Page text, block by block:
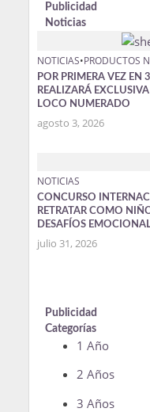
Publicidad
Noticias
NOTICIAS•PRODUCTOS
POR PRIMERA VEZ EN
REALIZARÁ
LOCO NUMERADO
agosto 3, 2026
NOTICIAS
CONCURSO
RETRATAR COMO
DESAFÍOS
julio 31, 2026
Publicidad
Categorías
1 Año
2 Años
3 Años